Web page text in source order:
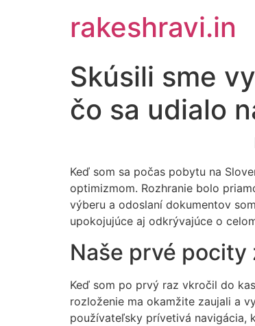
rakeshravi.in
Skúsili sme
čo sa udialo
Keď som sa počas pobytu na
optimizmom. Rozhranie bolo
výberu a odoslaní dokumentov
upokojujúce aj odkrývajúce o
Naše prvé pocity
Keď som po prvý raz vkročil do
rozloženie ma okamžite zaujali a
používateľsky prívetivá navigácia,